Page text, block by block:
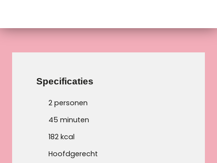
Specificaties
2 personen
45 minuten
182 kcal
Hoofdgerecht